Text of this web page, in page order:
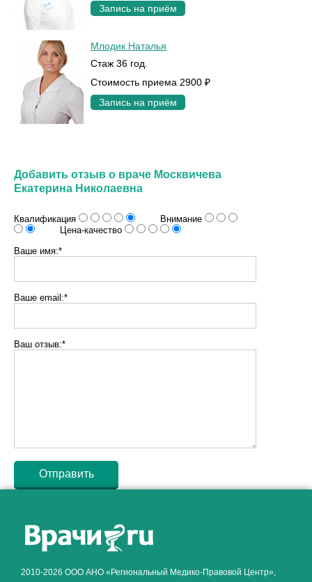
Запись на приём
Млодик Наталья
Стаж 36 год.
Стоимость приема 2900 ₽
Запись на приём
Добавить отзыв о враче Москвичева
Екатерина Николаевна
Квалификация
Внимание
Цена-качество
Ваше имя:*
Ваше email:*
Ваш отзыв:*
2010-2026 ООО АНО «Региональный Медико-Правовой Центр»,